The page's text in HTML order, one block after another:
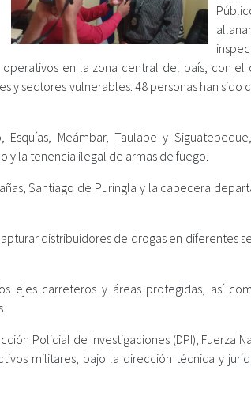
operativos en la zona central del país, con el
y sectores vulnerables. 48 personas han sido
Meámbar, Taulabe y
y la tenencia ilegal de armas de fuego.
Santiago de Puringla y la cabecera
distribuidores de drogas en diferentes
ejes carreteros y áreas protegidas, así
Policial de Investigaciones (DPI), Fuerza
militares, bajo la dirección técnica y